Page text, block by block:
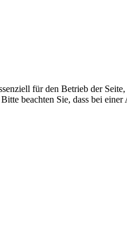
für den Betrieb der
beachten Sie, dass bei